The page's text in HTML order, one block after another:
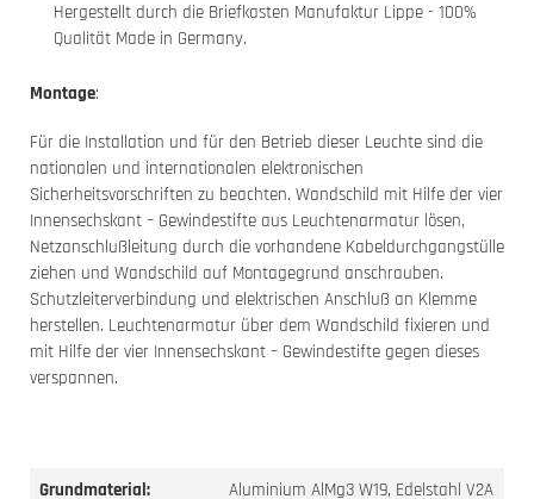
Hergestellt durch die Briefkasten Manufaktur Lippe - 100%
Qualität Made in Germany.
Montage:
Für die Installation und für den Betrieb dieser Leuchte sind die
nationalen und internationalen elektronischen
Sicherheitsvorschriften zu beachten. Wandschild mit Hilfe der vier
Innensechskant – Gewindestifte aus Leuchtenarmatur lösen,
Netzanschlußleitung durch die vorhandene Kabeldurchgangstülle
ziehen und Wandschild auf Montagegrund anschrauben.
Schutzleiterverbindung und elektrischen Anschluß an Klemme
herstellen. Leuchtenarmatur über dem Wandschild fixieren und
mit Hilfe der vier Innensechskant – Gewindestifte gegen dieses
verspannen.
Grundmaterial:
Aluminium AlMg3 W19, Edelstahl V2A